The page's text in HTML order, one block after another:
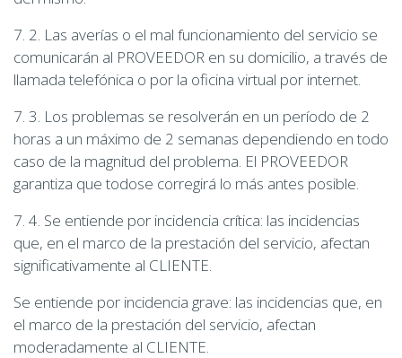
7. 2. Las averías o el mal funcionamiento del servicio se
comunicarán al PROVEEDOR en su domicilio, a través de
llamada telefónica o por la oficina virtual por internet.
7. 3. Los problemas se resolverán en un período de 2
horas a un máximo de 2 semanas dependiendo en todo
caso de la magnitud del problema. El PROVEEDOR
garantiza que todose corregirá lo más antes posible.
7. 4. Se entiende por incidencia crítica: las incidencias
que, en el marco de la prestación del servicio, afectan
significativamente al CLIENTE.
Se entiende por incidencia grave: las incidencias que, en
el marco de la prestación del servicio, afectan
moderadamente al CLIENTE.